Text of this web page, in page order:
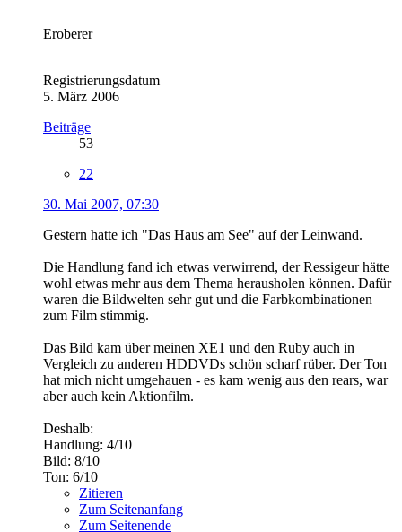
Eroberer
Registrierungsdatum
5. März 2006
Beiträge
53
22
30. Mai 2007, 07:30
Gestern hatte ich "Das Haus am See" auf der Leinwand.
Die Handlung fand ich etwas verwirrend, der Ressigeur hätte
wohl etwas mehr aus dem Thema herausholen können. Dafür
waren die Bildwelten sehr gut und die Farbkombinationen
zum Film stimmig.
Das Bild kam über meinen XE1 und den Ruby auch in
Vergleich zu anderen HDDVDs schön scharf rüber. Der Ton
hat mich nicht umgehauen - es kam wenig aus den rears, war
aber auch kein Aktionfilm.
Deshalb:
Handlung: 4/10
Bild: 8/10
Ton: 6/10
Zitieren
Zum Seitenanfang
Zum Seitenende